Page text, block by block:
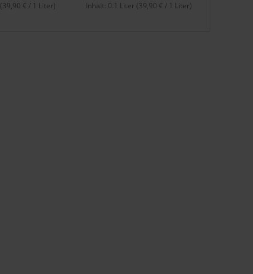
(39,90 € / 1 Liter) Inhalt: 0.1 Liter (39,90 € / 1 Liter)